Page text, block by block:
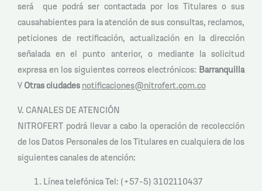
será que podrá ser contactada por los Titulares o sus
causahabientes para la atención de sus consultas, reclamos,
peticiones de rectificación, actualización en la dirección
señalada en el punto anterior, o mediante la solicitud
expresa en los siguientes correos electrónicos: Barranquilla
Y Otras ciudades notificaciones@nitrofert.com.co
V. CANALES DE ATENCIÓN
NITROFERT podrá llevar a cabo la operación de recolección
de los Datos Personales de los Titulares en cualquiera de los
siguientes canales de atención:
Línea telefónica Tel: (+57-5) 3102110437